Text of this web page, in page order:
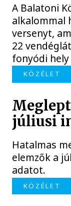
A Balatoni
alkalommal
versenyt,
22
fonyódi
KÖZÉLET
júliusi
Hatalmas
elemzők a
adatot.
KÖZÉLET